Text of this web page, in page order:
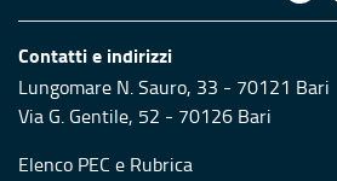
Contatti e indirizzi
Lungomare N. Sauro, 33 - 70121 Bari
Via G. Gentile, 52 - 70126 Bari
Elenco PEC e Rubrica